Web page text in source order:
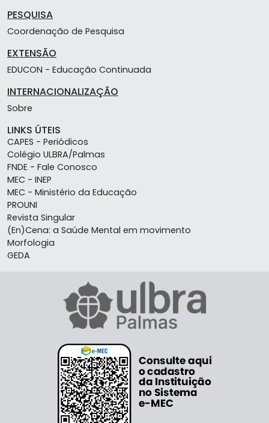
PESQUISA
Coordenação de Pesquisa
EXTENSÃO
EDUCON - Educação Continuada
INTERNACIONALIZAÇÃO
Sobre
LINKS ÚTEIS
CAPES - Periódicos
Colégio ULBRA/Palmas
FNDE - Fale Conosco
MEC - INEP
MEC - Ministério da Educação
PROUNI
Revista Singular
(En)Cena: a Saúde Mental em movimento
Morfologia
GEDA